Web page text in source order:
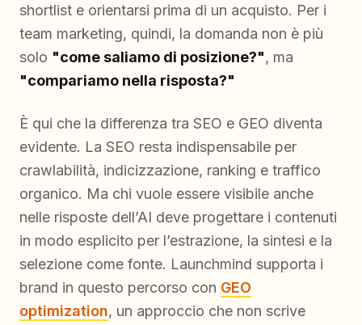
shortlist e orientarsi prima di un acquisto. Per i
team marketing, quindi, la domanda non è più
solo "come saliamo di posizione?", ma
"compariamo nella risposta?"
È qui che la differenza tra SEO e GEO diventa
evidente. La SEO resta indispensabile per
crawlabilità, indicizzazione, ranking e traffico
organico. Ma chi vuole essere visibile anche
nelle risposte dell’AI deve progettare i contenuti
in modo esplicito per l’estrazione, la sintesi e la
selezione come fonte. Launchmind supporta i
brand in questo percorso con GEO
optimization, un approccio che non scrive